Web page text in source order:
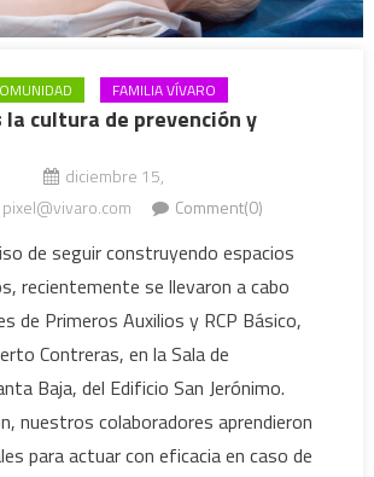
FAMILIA VÍVARO
la cultura de prevención y
diciembre 15,
pixel@vivaro.com Comment(0)
de seguir construyendo espacios
recientemente se llevaron a cabo
de Primeros Auxilios y RCP Básico,
Contreras, en la Sala de
Baja, del Edificio San Jerónimo.
nuestros colaboradores aprendieron
para actuar con eficacia en caso de